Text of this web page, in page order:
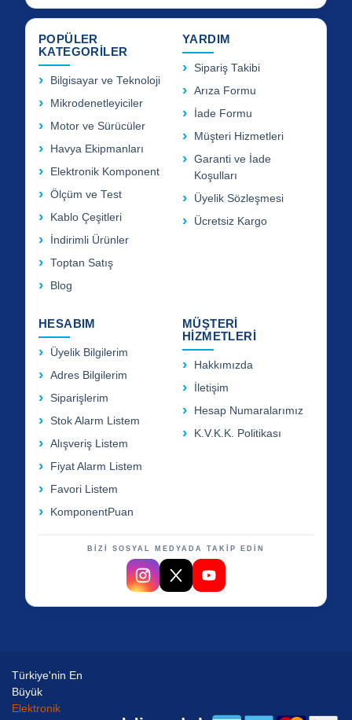
POPÜLER
KATEGORİLER
Bilgisayar ve Teknoloji
Mikrodenetleyiciler
Motor ve Sürücüler
Havya Ekipmanları
Elektronik Komponent
Ölçüm ve Test
Kablo Çeşitleri
İndirimli Ürünler
Toptan Satış
Blog
YARDIM
Sipariş Takibi
Arıza Formu
İade Formu
Müşteri Hizmetleri
Garanti ve İade
Koşulları
Üyelik Sözleşmesi
Ücretsiz Kargo
HESABIM
Üyelik Bilgilerim
Adres Bilgilerim
Siparişlerim
Stok Alarm Listem
Alışveriş Listem
Fiyat Alarm Listem
Favori Listem
KomponentPuan
MÜŞTERİ
HİZMETLERİ
Hakkımızda
İletişim
Hesap Numaralarımız
K.V.K.K. Politikası
BİZİ SOSYAL MEDYADA TAKİP EDİN
Türkiye'nin En
Büyük
Elektronik